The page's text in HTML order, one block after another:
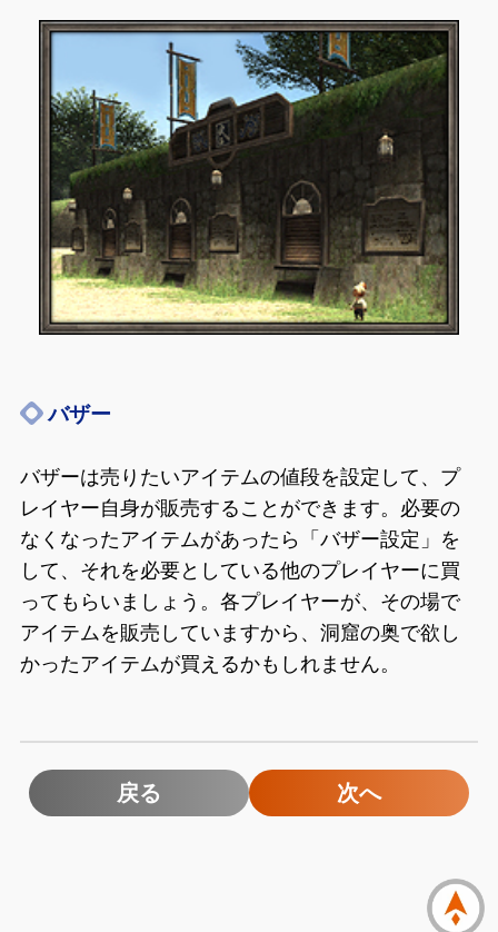
バザー
バザーは売りたいアイテムの値段を設定して、プ
レイヤー自身が販売することができます。必要の
なくなったアイテムがあったら「バザー設定」を
して、それを必要としている他のプレイヤーに買
ってもらいましょう。各プレイヤーが、その場で
アイテムを販売していますから、洞窟の奥で欲し
かったアイテムが買えるかもしれません。
戻る 次へ